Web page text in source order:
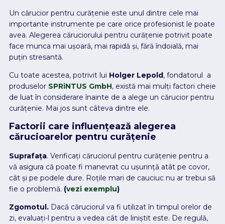
Un cărucior pentru curățenie este unul dintre cele mai
importante instrumente pe care orice profesionist le poate
avea. Alegerea căruciorului pentru curățenie potrivit poate
face munca mai ușoară, mai rapidă și, fără îndoială, mai
puțin stresantă.
Cu toate acestea, potrivit lui Holger Lepold , fondatorul a
produselor SPRiNTUS GmbH, există mai mulți factori cheie
de luat în considerare înainte de a alege un cărucior pentru
curățenie. Mai jos sunt câteva dintre ele.
Factorii care influențează alegerea
cărucioarelor pentru curățenie
Suprafața. Verificați căruciorul pentru curățenie pentru a
vă asigura că poate fi manevrat cu ușurință atât pe covor,
cât și pe podele dure. Roțile mari de cauciuc nu ar trebui să
fie o problemă. (vezi exemplu)
Zgomotul. Dacă căruciorul va fi utilizat în timpul orelor de
zi, evaluați-l pentru a vedea cât de liniștit este. De regulă,